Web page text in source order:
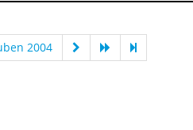
2004